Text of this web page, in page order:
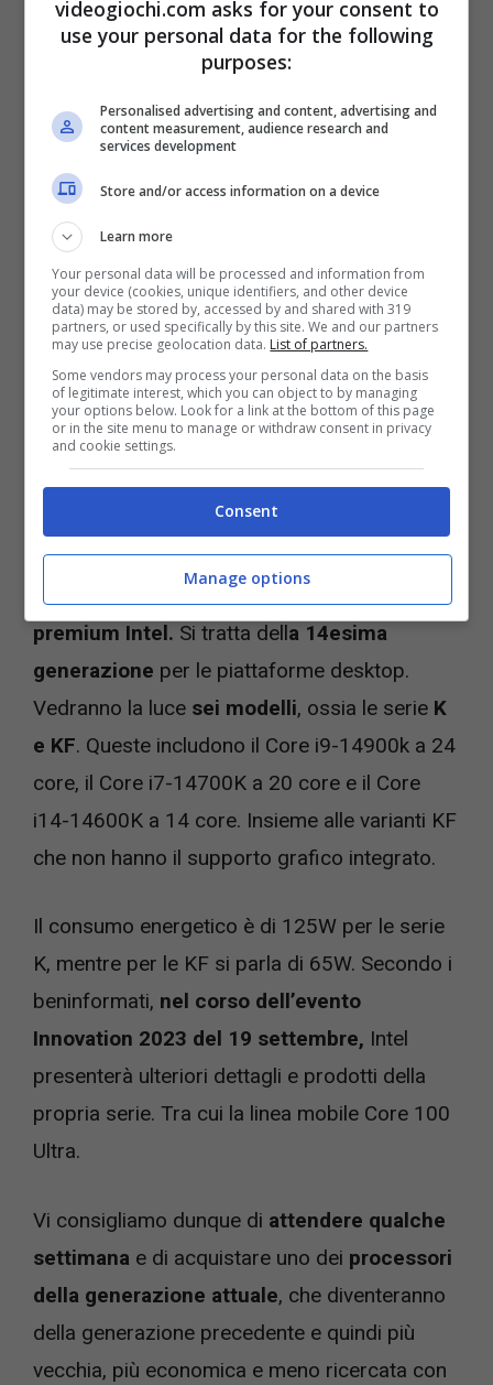
risparmiare diverse centinaia di euro. Avendo
comunque il meglio che il mercato ha da
offrire e potendo sfruttare tutto ciò che il
settore ha da offrire.
A breve Intel presenterà i suoi nuovi processori –
Videogiochi.com
prossimo 17 ottobredovrebbe avvenire il
lancio di una
nuova gamma di processori
premium Intel. Si tratta della 14esima
generazione per le piattaforme desktop.
Vedranno la luce sei modelli, ossia le serie K
e KF. Queste includono il Core i9-14900k a 24
core, il Core i7-14700K a 20 core e il Core
i14-14600K a 14 core. Insieme alle varianti KF
che non hanno il supporto grafico integrato.
Il consumo energetico è di 125W per le serie
K, mentre per le KF si parla di 65W. Secondo i
beninformati, nel corso dell’evento
Innovation 2023 del 19 settembre, Intel
presenterà ulteriori dettagli e prodotti della
propria serie. Tra cui la linea mobile Core 100
Ultra.
Vi consigliamo dunque di attendere qualche
settimana e di acquistare uno dei processori
della generazione attuale, che diventeranno
della generazione precedente e quindi più
vecchia, più economica e meno ricercata con
videogiochi.com asks for your consent to
use your personal data for the following
purposes:
Personalised advertising and content, advertising and
content measurement, audience research and
services development
Store and/or access information on a device
Learn more
Your personal data will be processed and information from
your device (cookies, unique identifiers, and other device
data) may be stored by, accessed by and shared with 319
partners, or used specifically by this site. We and our partners
may use precise geolocation data. List of partners.
Some vendors may process your personal data on the basis
of legitimate interest, which you can object to by managing
your options below. Look for a link at the bottom of this page
or in the site menu to manage or withdraw consent in privacy
and cookie settings.
Consent
Manage options